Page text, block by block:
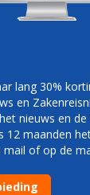
geschrapt
lang 30%
en
nieuws en de
12 maanden
mail of op de